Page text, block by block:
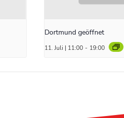
Dortmund geöffnet
11. Juli | 11:00 - 19:00